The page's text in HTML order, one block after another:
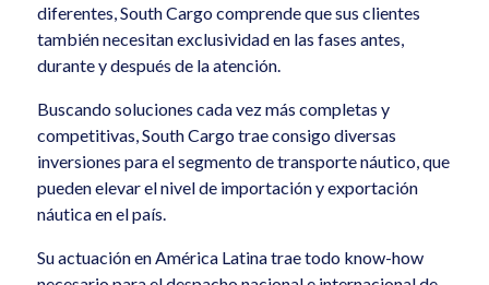
diferentes, South Cargo comprende que sus clientes
también necesitan exclusividad en las fases antes,
durante y después de la atención.
Buscando soluciones cada vez más completas y
competitivas, South Cargo trae consigo diversas
inversiones para el segmento de transporte náutico, que
pueden elevar el nivel de importación y exportación
náutica en el país.
Su actuación en América Latina trae todo know-how